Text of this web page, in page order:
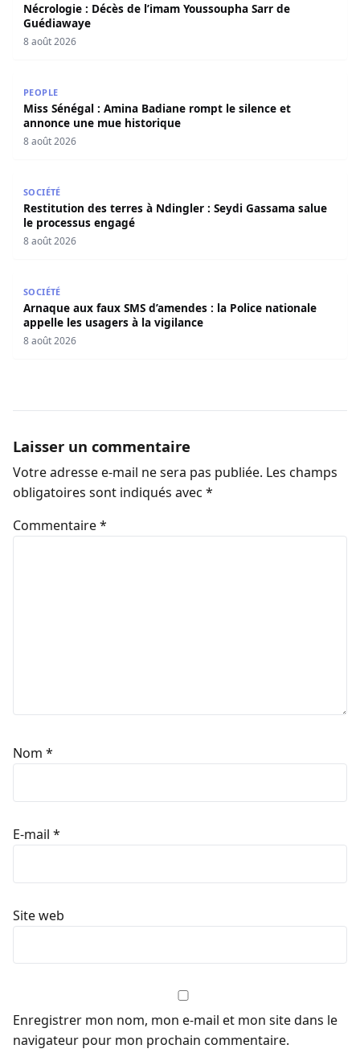
Nécrologie : Décès de l’imam Youssoupha Sarr de
Guédiawaye
8 août 2026
PEOPLE
Miss Sénégal : Amina Badiane rompt le silence et
annonce une mue historique
8 août 2026
SOCIÉTÉ
Restitution des terres à Ndingler : Seydi Gassama salue
le processus engagé
8 août 2026
SOCIÉTÉ
Arnaque aux faux SMS d’amendes : la Police nationale
appelle les usagers à la vigilance
8 août 2026
Laisser un commentaire
Votre adresse e-mail ne sera pas publiée. Les champs
obligatoires sont indiqués avec *
Commentaire*
Nom *
E-mail *
Site web
Enregistrer mon nom, mon e-mail et mon site dans le
navigateur pour mon prochain commentaire.